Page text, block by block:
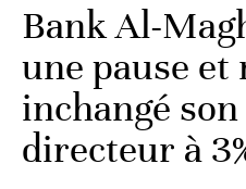
Bank Al-
une pause
inchangé
directeur à